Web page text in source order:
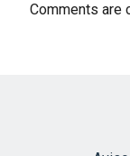
Comments are